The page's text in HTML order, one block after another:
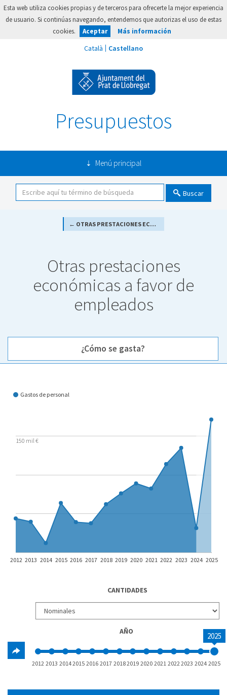
Esta web utiliza cookies propias y de terceros para ofrecerte la mejor experiencia
de usuario. Si continúas navegando, entendemos que autorizas el uso de estas
cookies.
Aceptar Más información
Presupuestos
Menú principal
Buscar
← OTRAS PRESTACIONES ECONÓMICAS A FAVOR DE EMPLEADOS
Otras prestaciones
económicas a favor de
empleados
¿Cómo se gasta?
Gastos de personal
2012 2013 2014 2015 2016 2017 2018 2019 2020 2021 2022 2023 2024 2025
150 mil €
CANTIDADES
AÑO 2025
2012 2013 20142015 2016 2017 20182019 2020 2021 2022 2023 2024 2025